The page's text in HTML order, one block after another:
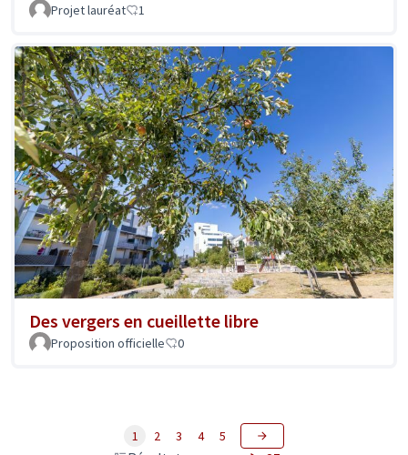
Projet lauréat 1
Des vergers en cueillette libre
Proposition officielle 0
1 2 3 4 5